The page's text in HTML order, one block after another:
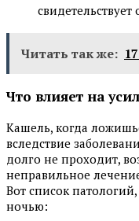
Читать так же:
Что влияет на
Кашель, когда
вследствие
долго не проходит,
неправильное
Вот список
ночью: